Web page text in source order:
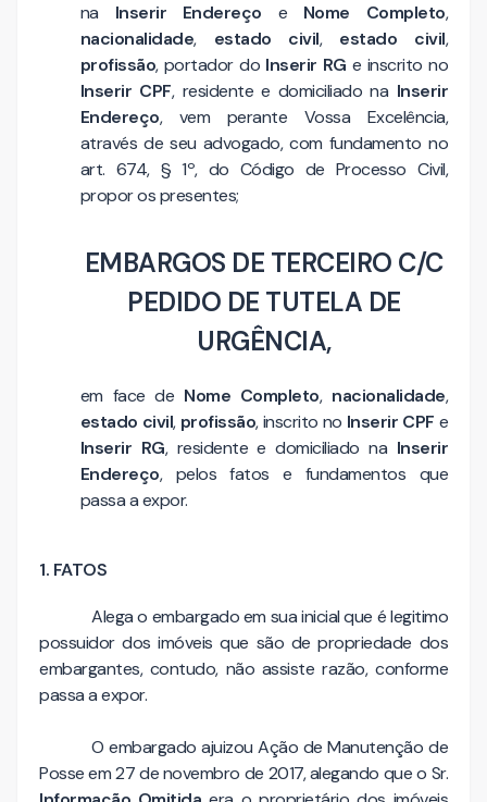
na Inserir Endereço e Nome Completo,
nacionalidade, estado civil, estado civil,
profissão, portador do Inserir RG e inscrito no
Inserir CPF, residente e domiciliado na Inserir
Endereço, vem perante Vossa Excelência,
através de seu advogado, com fundamento no
art. 674, § 1º, do Código de Processo Civil,
propor os presentes;
EMBARGOS DE TERCEIRO C/C
PEDIDO DE TUTELA DE
URGÊNCIA,
em face de Nome Completo, nacionalidade,
estado civil, profissão, inscrito no Inserir CPF e
Inserir RG, residente e domiciliado na Inserir
Endereço, pelos fatos e fundamentos que
passa a expor.
1. FATOS
Alega o embargado em sua inicial que é legitimo
possuidor dos imóveis que são de propriedade dos
embargantes, contudo, não assiste razão, conforme
passa a expor.
O embargado ajuizou Ação de Manutenção de
Posse em 27 de novembro de 2017, alegando que o Sr.